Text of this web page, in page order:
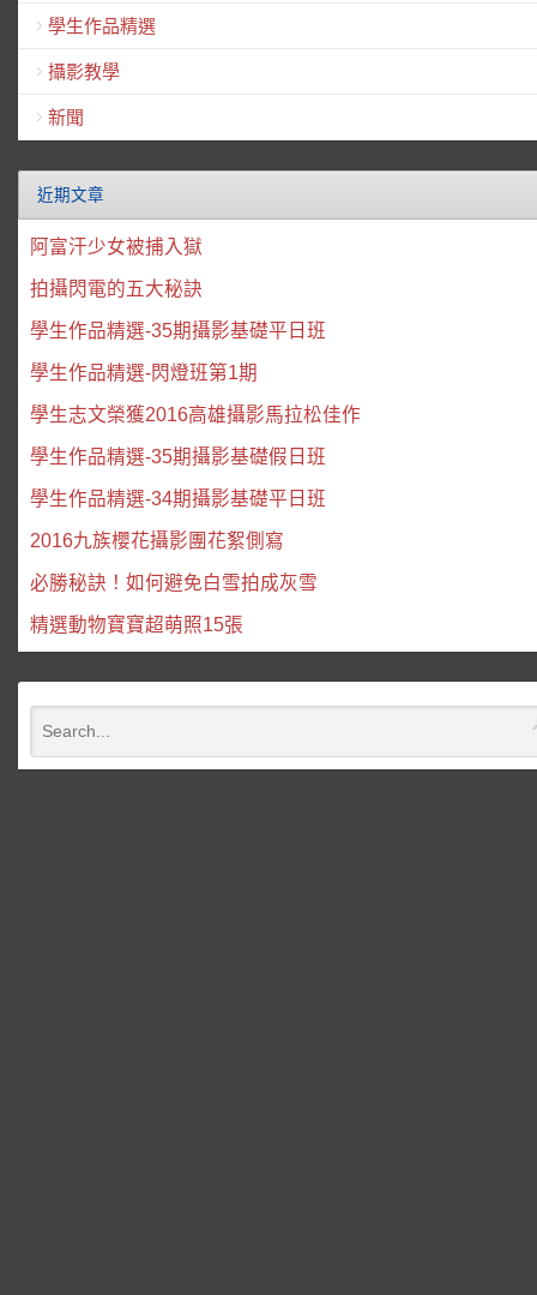
學生作品精選
攝影教學
新聞
近期文章
阿富汗少女被捕入獄
拍攝閃電的五大秘訣
學生作品精選-35期攝影基礎平日班
學生作品精選-閃燈班第1期
學生志文榮獲2016高雄攝影馬拉松佳作
學生作品精選-35期攝影基礎假日班
學生作品精選-34期攝影基礎平日班
2016九族櫻花攝影團花絮側寫
必勝秘訣！如何避免白雪拍成灰雪
精選動物寶寶超萌照15張